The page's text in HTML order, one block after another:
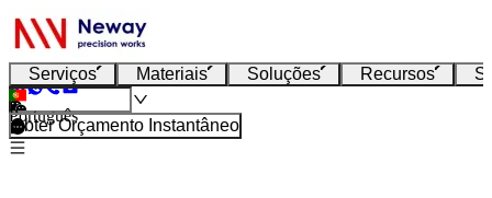
Serviços Materiais Soluções Recursos
Português
Obter Orçamento Instantâneo